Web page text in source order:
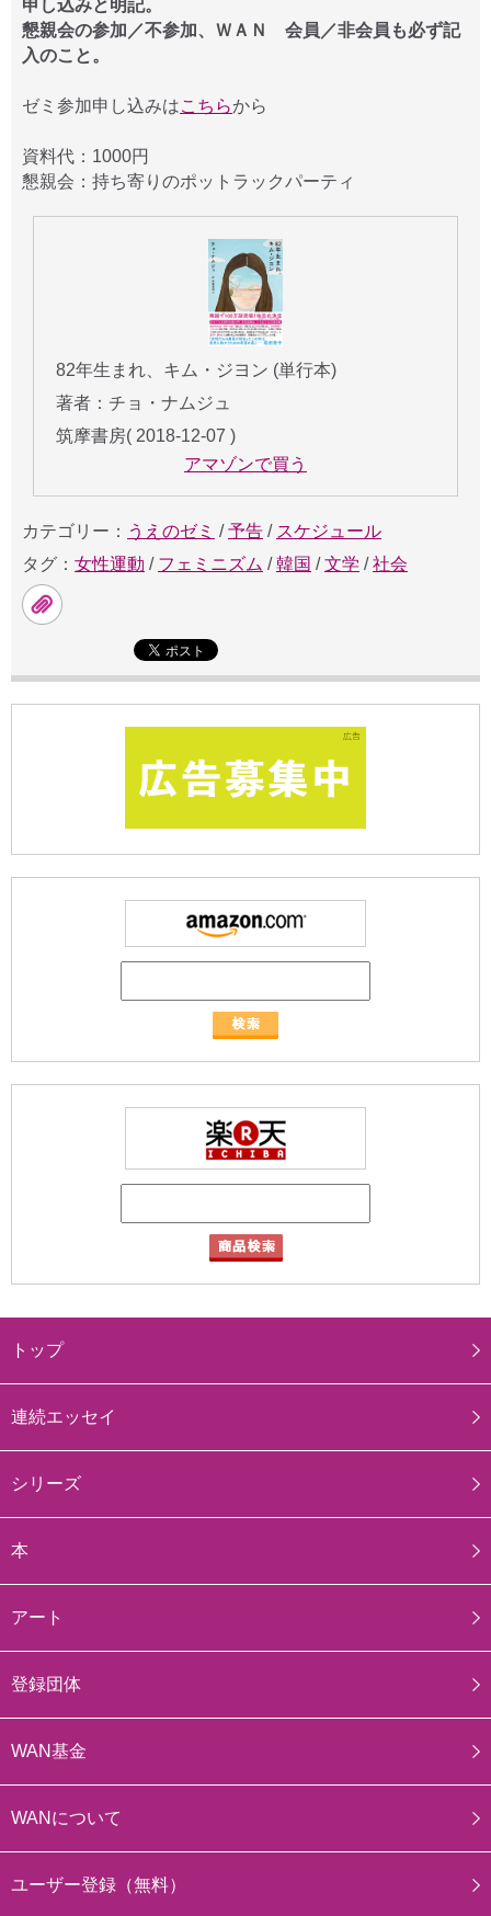
申し込みと明記。
懇親会の参加／不参加、ＷＡＮ 会員／非会員も必ず記
入のこと。
ゼミ参加申し込みはこちらから
資料代：1000円
懇親会：持ち寄りのポットラックパーティ
82年生まれ、キム・ジヨン (単行本)
著者：チョ・ナムジュ
筑摩書房( 2018-12-07 )
アマゾンで買う
カテゴリー： うえのゼミ /予告 / スケジュール
タグ： 女性運動 / フェミニズム /韓国 /文学 /社会
トップ
連続エッセイ
シリーズ
本
アート
登録団体
WAN基金
WANについて
ユーザー登録（無料）